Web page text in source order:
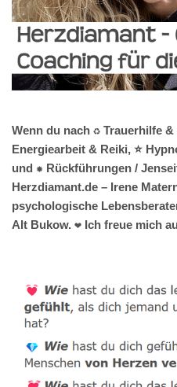
Wenn du nach ♻ Trauerhilfe
Energiearbeit & Reiki, ⭐
und ✹ Rückführungen /
Herzdiamant.de – Irene
psychologische
Alt Bukow. ❤ Ich freue mich